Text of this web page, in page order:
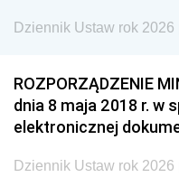
Dziennik Ustaw rok 2026
ROZPORZĄDZENIE
dnia 8 maja 2018 r. w
elektronicznej
Dziennik Ustaw rok 2026